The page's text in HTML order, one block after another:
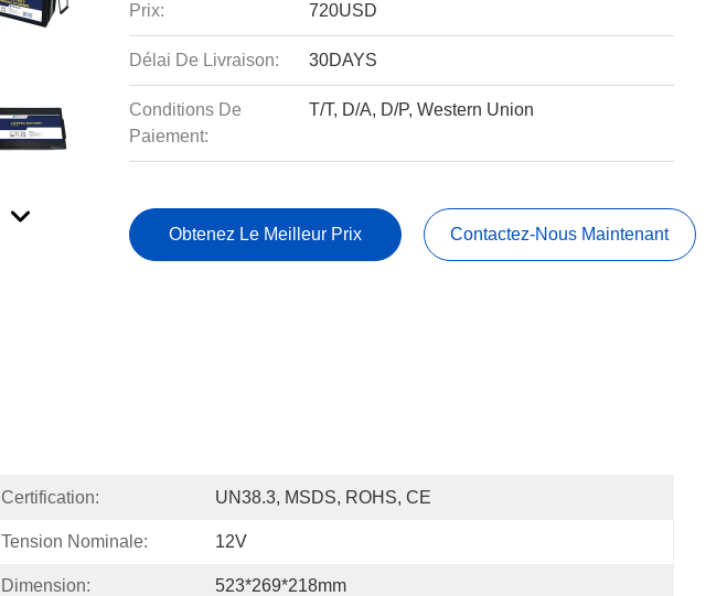
Prix: 720USD
Délai De Livraison: 30DAYS
Conditions De
Paiement:
T/T, D/A, D/P, Western Union
Obtenez Le Meilleur Prix Contactez-Nous Maintenant
Certification: UN38.3, MSDS, ROHS, CE
Tension Nominale: 12V
Dimension: 523*269*218mm